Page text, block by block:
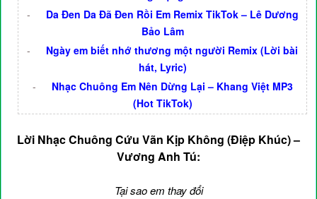
-
Da Đen Da Đã Đen Rồi Em Remix TikTok – Lê Dương
Bảo Lâm
-
Ngày em biết nhớ thương một người Remix (Lời bài
hát, Lyric)
-
Nhạc Chuông Em Nên Dừng Lại – Khang Việt MP3
(Hot TikTok)
Lời Nhạc Chuông Cứu Vãn Kịp Không (Điệp Khúc) –
Vương Anh Tú:
Tại sao em thay đổi